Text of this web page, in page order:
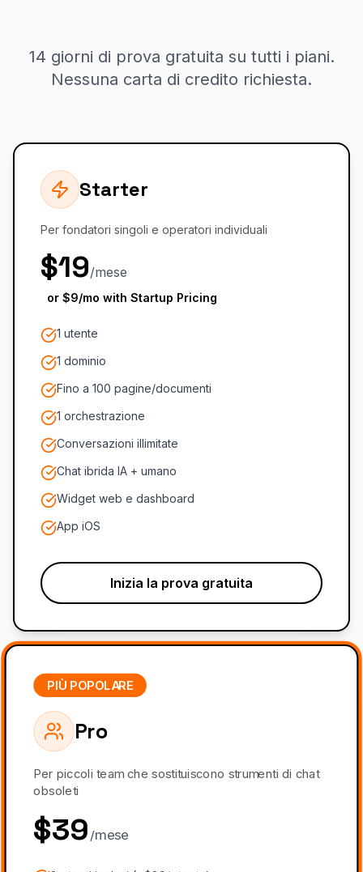
14 giorni di prova gratuita su tutti i piani.
Nessuna carta di credito richiesta.
Starter
Per fondatori singoli e operatori individuali
$19/mese
or $9/mo with Startup Pricing
1 utente
1 dominio
Fino a 100 pagine/documenti
1 orchestrazione
Conversazioni illimitate
Chat ibrida IA + umano
Widget web e dashboard
App iOS
Inizia la prova gratuita
PIÙ POPOLARE
Pro
Per piccoli team che sostituiscono strumenti di chat
obsoleti
$39/mese